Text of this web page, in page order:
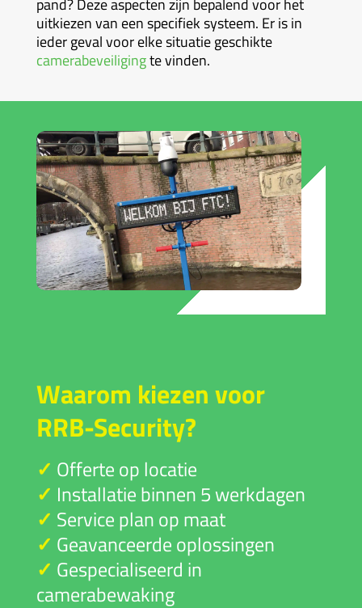
pand? Deze aspecten zijn bepalend voor het
uitkiezen van een specifiek systeem. Er is in
ieder geval voor elke situatie geschikte
camerabeveiligingte vinden.
Waarom kiezen voor
RRB-Security?
✓ Offerte op locatie
✓ Installatie binnen 5 werkdagen
✓ Service plan op maat
✓ Geavanceerde oplossingen
✓ Gespecialiseerd in
camerabewaking